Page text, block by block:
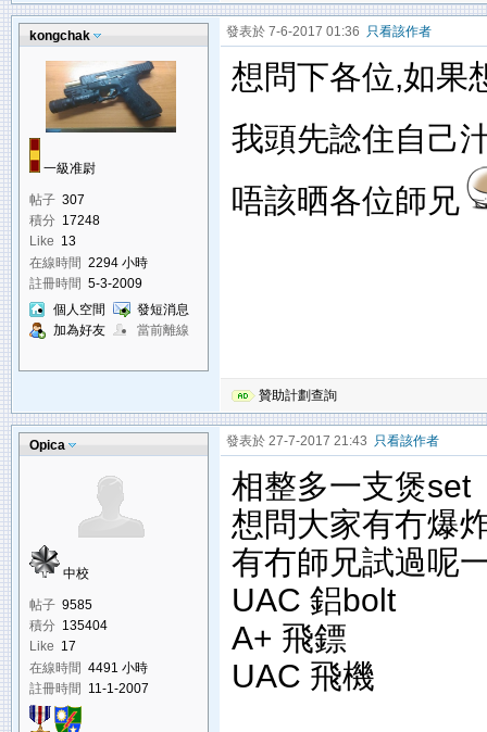
kongchak
一級准尉
帖子 307
積分 17248
Like 13
在線時間 2294 小時
註冊時間 5-3-2009
個人空間
發短消息
加為好友
當前離線
發表於 7-6-2017 01:36 只看該作者
想問下各位,如果
我頭先諗住自己
唔該晒各位師兄
贊助計劃查詢
Opica
中校
帖子 9585
積分 135404
Like 17
在線時間 4491 小時
註冊時間 11-1-2007
發表於 27-7-2017 21:43 只看該作者
相整多一支煲set
想問大家有冇爆
有冇師兄試過呢
UAC 鋁bolt
A+ 飛鏢
UAC 飛機